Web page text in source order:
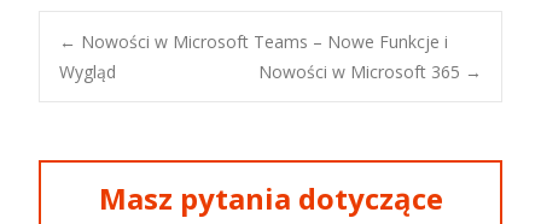
Post navigation
← Nowości w Microsoft Teams – Nowe Funkcje i
Wygląd
Nowości w Microsoft 365 →
Masz pytania dotyczące